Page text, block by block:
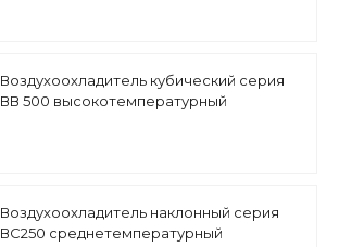
Воздухоохладитель кубический серия
ВВ 500 высокотемпературный
Воздухоохладитель наклонный серия
ВС250 среднетемпературный